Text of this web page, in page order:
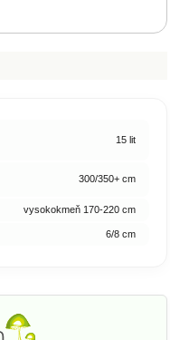
15 lit
300/350+ cm
vysokokmeň 170-220 cm
6/8 cm